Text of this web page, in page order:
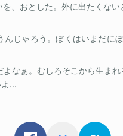
、おとした。外に出たくな
んじゃろう。ぼくはいまだに
なぁ。むしろそこから生ま
...